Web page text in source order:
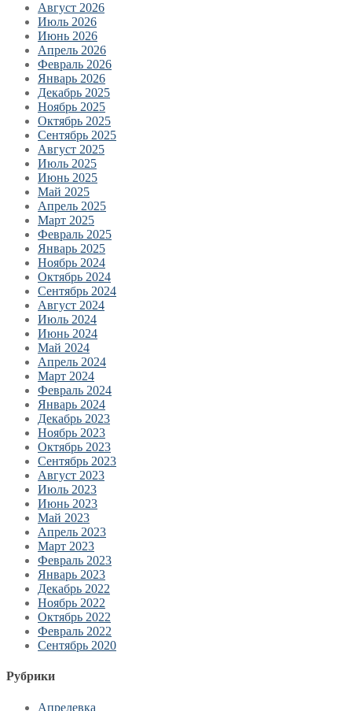
Август 2026
Июль 2026
Июнь 2026
Апрель 2026
Февраль 2026
Январь 2026
Декабрь 2025
Ноябрь 2025
Октябрь 2025
Сентябрь 2025
Август 2025
Июль 2025
Июнь 2025
Май 2025
Апрель 2025
Март 2025
Февраль 2025
Январь 2025
Ноябрь 2024
Октябрь 2024
Сентябрь 2024
Август 2024
Июль 2024
Июнь 2024
Май 2024
Апрель 2024
Март 2024
Февраль 2024
Январь 2024
Декабрь 2023
Ноябрь 2023
Октябрь 2023
Сентябрь 2023
Август 2023
Июль 2023
Июнь 2023
Май 2023
Апрель 2023
Март 2023
Февраль 2023
Январь 2023
Декабрь 2022
Ноябрь 2022
Октябрь 2022
Февраль 2022
Сентябрь 2020
Рубрики
Апрелевка